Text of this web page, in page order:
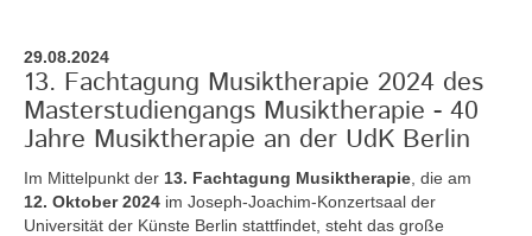
29.08.2024
13. Fachtagung Musiktherapie 2024 des
Masterstudiengangs Musiktherapie - 40
Jahre Musiktherapie an der UdK Berlin
Im Mittelpunkt der 13. Fachtagung Musiktherapie , die am
12. Oktober 2024 im Joseph-Joachim-Konzertsaal der
Universität der Künste Berlin stattfindet, steht das große